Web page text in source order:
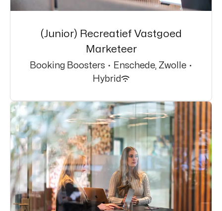
(Junior) Recreatief Vastgoed
Marketeer
Booking Boosters · Enschede, Zwolle ·
Hybrid